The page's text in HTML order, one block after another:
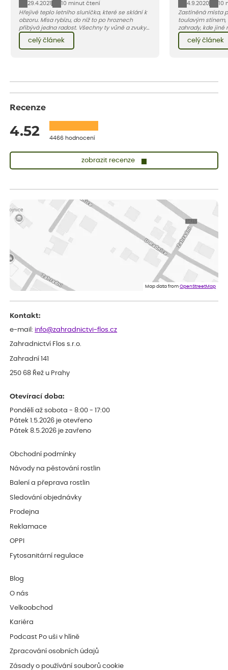
29.4.2021
10 minut čtení
Hřejivé teplo letního sluníčka, které se sklání k
obzoru. Mísa rybízu, do níž to po hroznech
přibývá jedna radost. Všechny ty vůně a zvuky
červencové zahrady. Sklizeň rybízu do kuchyně
vnese neuvěřitelný klid a radost. A taky trochu
bezstarostnosti dětství při mlsání babiččina
celý článek
4.9.2020
10
Zastíněná místa
toulavým stínem,
zahrady, kde jiné
vše jsou lokality,
doporučíme dvě
okrasných
celý článek
Recenze
4.52 4466 hodnocení
zobrazit recenze
Vše v pořádku, jsem spokojena.
ověřený nákup dnes
Rostlina mi přišla v dobrém stavu, jsem spokojená.
Zuzana
Spokojenost s dodáním kvalitních rostlin
Map data fromOpenStreetMap
Kontakt:
e-mail: info@zahradnictvi-flos.cz
Zahradnictví Flos s.r.o.
Zahradní 141
250 68 Řež u Prahy
Otevírací doba:
Pondělí až sobota - 8:00 - 17:00
Pátek 1.5.2026 je otevřeno
Pátek 8.5.2026 je zavřeno
Obchodní podmínky
Návody na pěstování rostlin
Balení a přeprava rostlin
Sledování objednávky
Prodejna
Reklamace
OPPI
Fytosanitární regulace
Blog
O nás
Velkoobchod
Kariéra
Podcast Po uši v hlíně
Zpracování osobních údajů
Zásady o používání souborů cookie